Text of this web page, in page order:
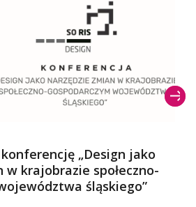
„Design jako
w krajobrazie społeczno-
śląskiego”